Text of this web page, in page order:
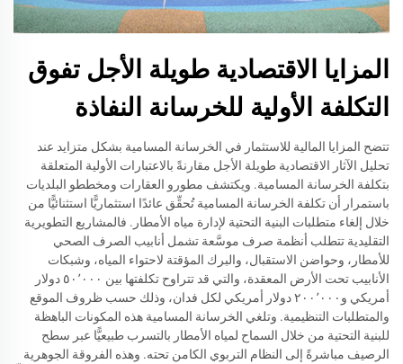
المزايا الاقتصادية طويلة الأجل تفوق
التكلفة الأولية للخرسانة النفاذة
تتضح المزايا المالية للاستثمار في الخرسانة المسامية بشكل متزايد عند
تحليل الآثار الاقتصادية طويلة الأجل مقارنةً بالاعتبارات الأولية المتعلقة
بتكلفة الخرسانة المسامية. ويكتشف مطورو العقارات ومخططو البلديات
باستمرار أن تكلفة الخرسانة المسامية تُحقِّق عائدًا استثماريًّا استثنائيًّا من
خلال إلغاء متطلبات البنية التحتية لإدارة مياه الأمطار. فالمشاريع التطويرية
التقليدية تتطلب أنظمة صرف موسَّعة تشمل أنابيب الصرف الصحي
للأمطار، وحواضن الاستقبال، والبرك المؤقتة لاحتواء المياه، وشبكات
الأنابيب تحت الأرض المعقدة، والتي قد تتراوح تكلفتها بين ٥٠٬٠٠٠ دولار
أمريكي و٢٠٠٬٠٠٠ دولار أمريكي لكل فدان، وذلك حسب ظروف الموقع
والمتطلبات التنظيمية. وتلغي الخرسانة المسامية هذه المكونات الباهظة
للبنية التحتية من خلال السماح لمياه الأمطار بالتسرب طبيعيًّا عبر سطح
الرصيف مباشرةً إلى النظام التربوي الكامن تحته. وهذه الفروقة الجوهرية